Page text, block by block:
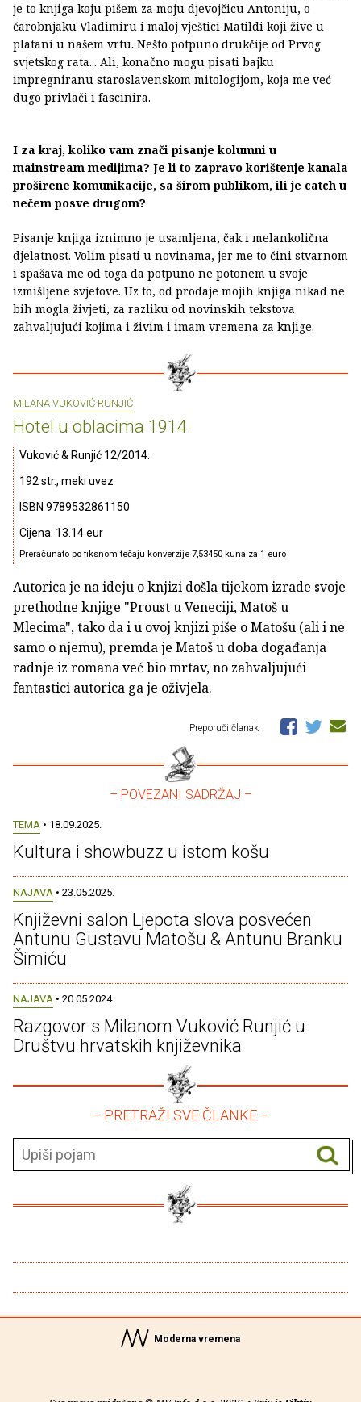
je to knjiga koju pišem za moju djevojčicu Antoniju, o
čarobnjaku Vladimiru i maloj vještici Matildi koji žive u
platani u našem vrtu. Nešto potpuno drukčije od Prvog
svjetskog rata... Ali, konačno mogu pisati bajku
impregniranu staroslavenskom mitologijom, koja me već
dugo privlači i fascinira.
I za kraj, koliko vam znači pisanje kolumni u
mainstream medijima? Je li to zapravo korištenje kanala
proširene komunikacije, sa širom publikom, ili je catch u
nečem posve drugom?
Pisanje knjiga iznimno je usamljena, čak i melankolična
djelatnost. Volim pisati u novinama, jer me to čini stvarnom
i spašava me od toga da potpuno ne potonem u svoje
izmišljene svjetove. Uz to, od prodaje mojih knjiga nikad ne
bih mogla živjeti, za razliku od novinskih tekstova
zahvaljujući kojima i živim i imam vremena za knjige.
MILANA VUKOVIĆ RUNJIĆ
Hotel u oblacima 1914.
Vuković & Runjić 12/2014.
192 str., meki uvez
ISBN 9789532861150
Cijena: 13.14 eur
Preračunato po fiksnom tečaju konverzije 7,53450 kuna za 1 euro
Autorica je na ideju o knjizi došla tijekom izrade svoje
prethodne knjige "Proust u Veneciji, Matoš u
Mlecima", tako da i u ovoj knjizi piše o Matošu (ali i ne
samo o njemu), premda je Matoš u doba događanja
radnje iz romana već bio mrtav, no zahvaljujući
fantastici autorica ga je oživjela.
Preporuči članak
– POVEZANI SADRŽAJ –
TEMA • 18.09.2025.
Kultura i showbuzz u istom košu
NAJAVA • 23.05.2025.
Književni salon Ljepota slova posvećen
Antunu Gustavu Matošu & Antunu Branku
Šimiću
NAJAVA • 20.05.2024.
Razgovor s Milanom Vuković Runjić u
Društvu hrvatskih književnika
– PRETRAŽI SVE ČLANKE –
Moderna vremena